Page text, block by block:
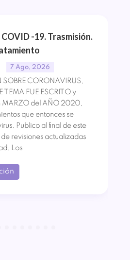
-19. Trasmisión.
7 Ago, 2026
SOBRE CORONAVIRUS,
TEMA FUE ESCRITO y
MARZO del AÑO 2020,
que entonces se
Publico al final de este
revisiones actualizadas
Los